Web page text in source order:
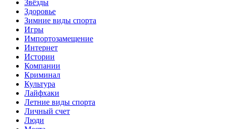
Звёзды
Здоровье
Зимние виды спорта
Игры
Импортозамещение
Интернет
Истории
Компании
Криминал
Культура
Лайфхаки
Летние виды спорта
Личный счет
Люди